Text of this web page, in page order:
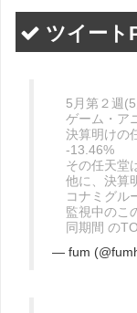
ツイート
5月第２週
ゲーム・ア
決算明けの
-13.46%
その任天堂
他に、決算
コナミグル
監視中のこ
同期間 の
— fum